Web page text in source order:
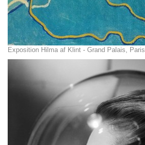
Exposition Hilma af Klint - Grand Palais, Paris